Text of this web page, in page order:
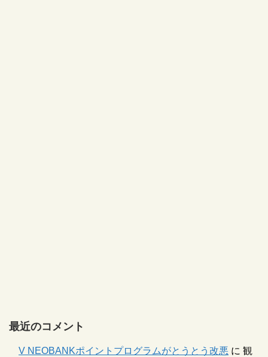
最近のコメント
V NEOBANKポイントプログラムがとうとう改悪 に 観